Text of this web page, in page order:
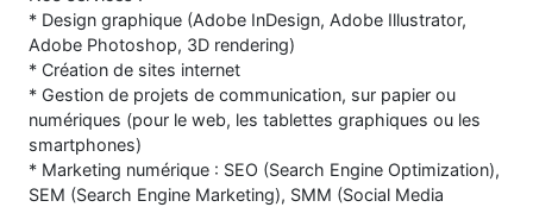
* Design graphique (Adobe InDesign, Adobe Illustrator,
Adobe Photoshop, 3D rendering)
* Création de sites internet
* Gestion de projets de communication, sur papier ou
numériques (pour le web, les tablettes graphiques ou les
smartphones)
* Marketing numérique : SEO (Search Engine Optimization),
SEM (Search Engine Marketing), SMM (Social Media